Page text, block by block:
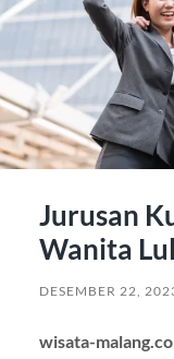
Jurusan
Wanita
DESEMBER 22,
wisata-